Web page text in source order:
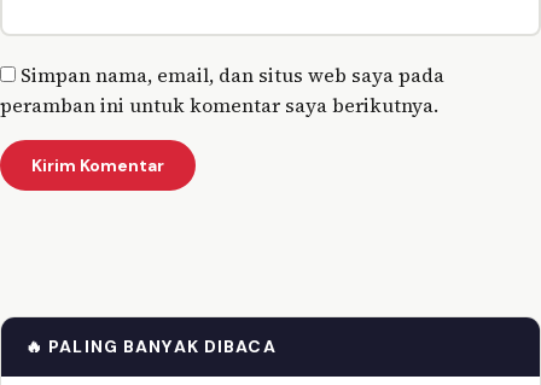
Simpan nama, email, dan situs web saya pada
peramban ini untuk komentar saya berikutnya.
🔥 PALING BANYAK DIBACA